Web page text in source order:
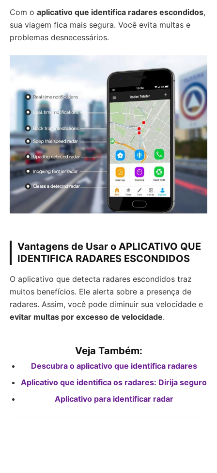
Com o aplicativo que identifica radares escondidos,
sua viagem fica mais segura. Você evita multas e
problemas desnecessários.
Vantagens de Usar o APLICATIVO QUE
IDENTIFICA RADARES ESCONDIDOS
O aplicativo que detecta radares escondidos traz
muitos benefícios. Ele alerta sobre a presença de
radares. Assim, você pode diminuir sua velocidade e
evitar multas por excesso de velocidade.
Veja Também:
Descubra o aplicativo que identifica radares
Aplicativo que identifica os radares: Dirija seguro
Aplicativo para identificar radar